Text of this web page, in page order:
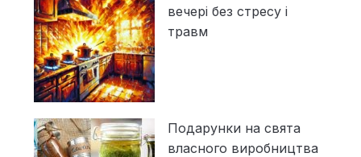
вечері без стресу і
травм
Подарунки на свята
власного виробництва